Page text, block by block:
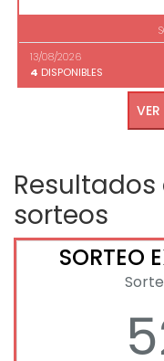
13/08/2026
4 DISPONIBLES
sorteos
SORTEO